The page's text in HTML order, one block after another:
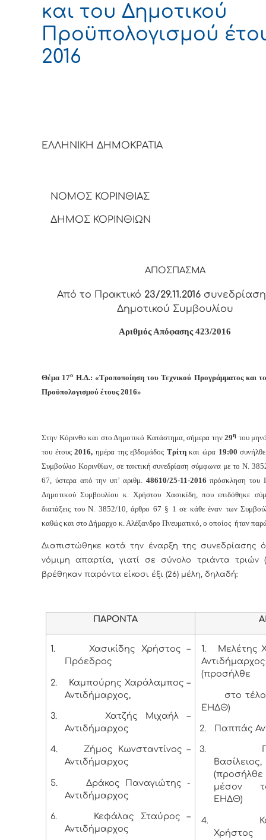
και του Δημοτικού
Προϋπολογισμού
2016
ΕΛΛΗΝΙΚΗ ΔΗΜΟΚΡΑΤΙΑ
ΝΟΜΟΣ ΚΟΡΙΝΘΙΑΣ
ΔΗΜΟΣ ΚΟΡΙΝΘΙΩΝ
ΑΠΟΣΠΑΣΜΑ
Από το Πρακτικό 23/29.11.2016
Δημοτικού Συμβουλίου
Αριθμός Απόφασης423/2016
Θέμα 17ο Η.Δ.: «Τροποποίηση του Τεχνικού Προγράμματος και
Προϋπολογισμού έτους 2016»
Στην Κόρινθο και στο Δημοτικό Κατάστημα, σήμερα την29η του
του έτους2016, ημέρα της εβδομάδος Τρίτηκαι ώρα 19:00
Συμβούλιο Κορινθίων, σε τακτική συνεδρίαση σύμφωνα με το Ν.
67, ύστερα από την υπ’ αριθμ. 48610/25-11-2016 πρόσκληση του
Δημοτικού Συμβουλίου κ. Χρήστου Χασικίδη, που επιδόθηκε
διατάξεις του Ν. 3852/10, άρθρο 67 § 1 σε κάθε έναν των
καθώς και στο Δήμαρχο κ. Αλέξανδρο Πνευματικό, ο οποίος ήταν
Διαπιστώθηκε κατά την έναρξη της συνεδρίασης
νόμιμη απαρτία, γιατί σε σύνολο τριάντα τριών
βρέθηκαν παρόντα είκοσι έξι (26) μέλη, δηλαδή:
ΠΑΡΟΝΤΑ
1.
Χασικίδης Χρήστος –
Πρόεδρος
2.
Καμπούρης Χαράλαμπος –
Αντιδήμαρχος,
3.
Χατζής Μιχαήλ –
Αντιδήμαρχος
4.
Ζήμος Κωνσταντίνος –
Αντιδήμαρχος
5.
Δράκος Παναγιώτης -
Αντιδήμαρχος
6.
Κεφάλας Σταύρος –
Αντιδήμαρχος
1.
Μελέτης
(προσήλθε
στο
ΕΗΔΘ)
2. Παππάς
3.
Βασίλειος,
μέσον
ΕΗΔΘ)
4.